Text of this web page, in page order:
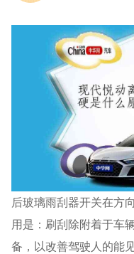
后玻璃雨刮器开关在方
用是：刷刮除附着于车
备，以改善驾驶人的能